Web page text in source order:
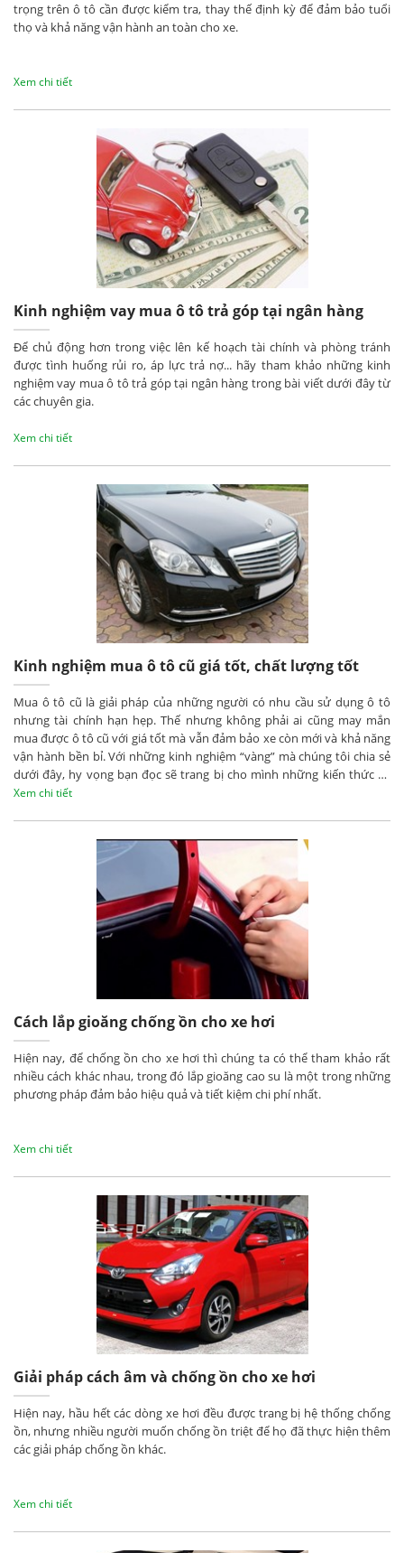
trọng trên ô tô cần được kiểm tra, thay thế định kỳ để đảm bảo tuổi
thọ và khả năng vận hành an toàn cho xe.
Xem chi tiết
Kinh nghiệm vay mua ô tô trả góp tại ngân hàng
Để chủ động hơn trong việc lên kế hoạch tài chính và phòng tránh
được tình huống rủi ro, áp lực trả nợ... hãy tham khảo những kinh
nghiệm vay mua ô tô trả góp tại ngân hàng trong bài viết dưới đây từ
các chuyên gia.
Xem chi tiết
Kinh nghiệm mua ô tô cũ giá tốt, chất lượng tốt
Mua ô tô cũ là giải pháp của những người có nhu cầu sử dụng ô tô
nhưng tài chính hạn hẹp. Thế nhưng không phải ai cũng may mắn
mua được ô tô cũ với giá tốt mà vẫn đảm bảo xe còn mới và khả năng
vận hành bền bỉ. Với những kinh nghiệm “vàng” mà chúng tôi chia sẻ
dưới đây, hy vọng bạn đọc sẽ trang bị cho mình những kiến thức cơ
bản nhất khi quyết định mua ô tô cũ.
Xem chi tiết
Cách lắp gioăng chống ồn cho xe hơi
Hiện nay, để chống ồn cho xe hơi thì chúng ta có thể tham khảo rất
nhiều cách khác nhau, trong đó lắp gioăng cao su là một trong những
phương pháp đảm bảo hiệu quả và tiết kiệm chi phí nhất.
Xem chi tiết
Giải pháp cách âm và chống ồn cho xe hơi
Hiện nay, hầu hết các dòng xe hơi đều được trang bị hệ thống chống
ồn, nhưng nhiều người muốn chống ồn triệt để họ đã thực hiện thêm
các giải pháp chống ồn khác.
Xem chi tiết